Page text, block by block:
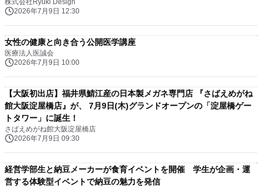
株式会社Ryuki Design
2026年7月9日 12:30
女性の健康と向き合う公開医学講座
医療法人医誠会
2026年7月9日 10:00
【大阪初出店】福井県鯖江産の日本製メガネ専門店 『さばえめがね
館大阪淀屋橋店』が、 7月9日(木)グランドオープンの「淀屋橋ゲー
トタワー」に誕生！
さばえめがね館大阪淀屋橋店
2026年7月9日 09:30
経営学部生と納豆メーカーが食育イベントを開催 学生が企画・運
営する体験型イベントで納豆の魅力を発信